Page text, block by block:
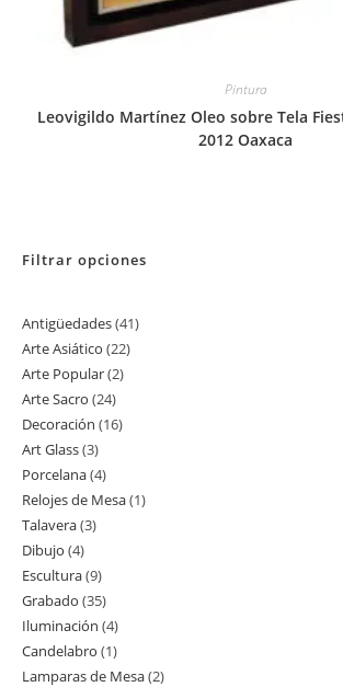
Pintura
Leovigildo Martínez Oleo sobre Tela
2012 Oaxaca
Filtrar opciones
Antigüedades 4141
Arte Asiático 2222
Arte Popular 22
Arte Sacro 2424
productos
Decoración 1616
Art Glass 33
productos
Porcelana 44
productos
Relojes de Mesa 11
Talavera 33
Dibujo 44
productos
Escultura 99
productos
Grabado 3535
productos
Iluminación 44
productos
Candelabro 11
producto
Lamparas de Mesa 22